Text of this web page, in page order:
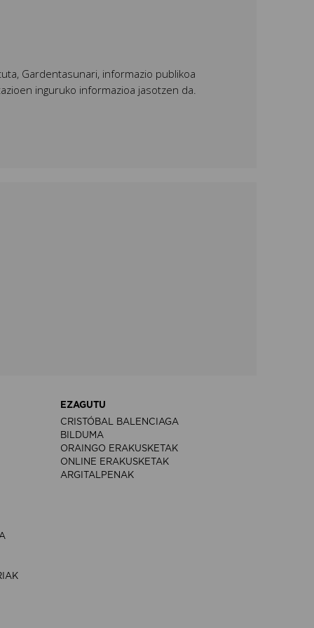
Gardentasunari, informazio publikoa
inguruko informazioa jasotzen da.
EZAGUTU
CRISTÓBAL BALENCIAGA
BILDUMA
ORAINGO ERAKUSKETAK
ONLINE ERAKUSKETAK
ARGITALPENAK